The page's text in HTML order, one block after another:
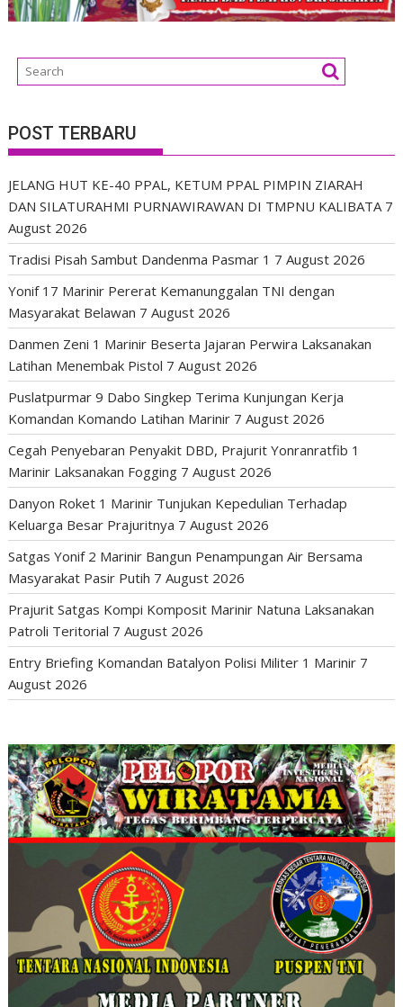
POST TERBARU
JELANG HUT KE-40 PPAL, KETUM PPAL PIMPIN ZIARAH
DAN SILATURAHMI PURNAWIRAWAN DI TMPNU KALIBATA 7
August 2026
Tradisi Pisah Sambut Dandenma Pasmar 1 7 August 2026
Yonif 17 Marinir Pererat Kemanunggalan TNI dengan
Masyarakat Belawan 7 August 2026
Danmen Zeni 1 Marinir Beserta Jajaran Perwira Laksanakan
Latihan Menembak Pistol 7 August 2026
Puslatpurmar 9 Dabo Singkep Terima Kunjungan Kerja
Komandan Komando Latihan Marinir 7 August 2026
Cegah Penyebaran Penyakit DBD, Prajurit Yonranratfib 1
Marinir Laksanakan Fogging 7 August 2026
Danyon Roket 1 Marinir Tunjukan Kepedulian Terhadap
Keluarga Besar Prajuritnya 7 August 2026
Satgas Yonif 2 Marinir Bangun Penampungan Air Bersama
Masyarakat Pasir Putih 7 August 2026
Prajurit Satgas Kompi Komposit Marinir Natuna Laksanakan
Patroli Teritorial 7 August 2026
Entry Briefing Komandan Batalyon Polisi Militer 1 Marinir 7
August 2026